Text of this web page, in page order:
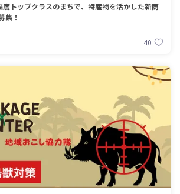
トップクラスのまちで、特産物を活かした新商
集！
40